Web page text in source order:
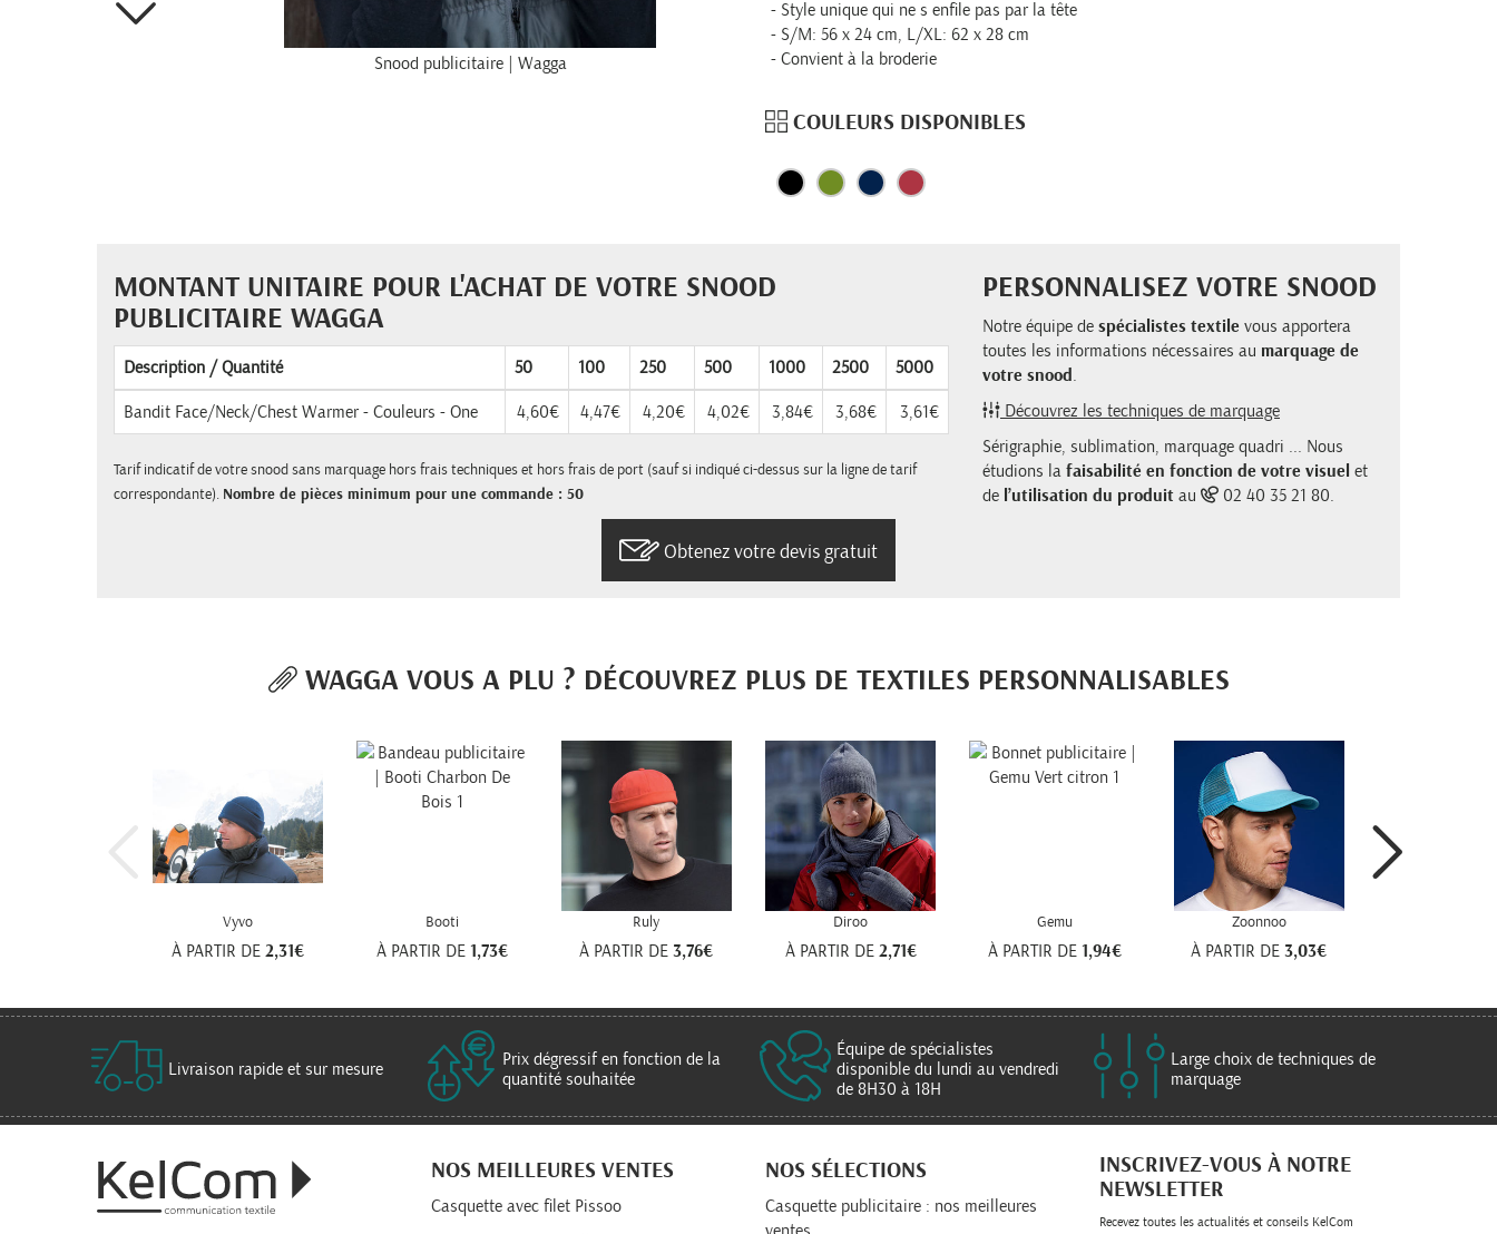
Snood publicitaire | Wagga
Style unique qui ne s enfile pas par la tête
S/M: 56 x 24 cm, L/XL: 62 x 28 cm
Convient à la broderie
COULEURS DISPONIBLES
MONTANT UNITAIRE POUR L'ACHAT DE VOTRE SNOOD
PUBLICITAIRE WAGGA
Description / Quantité 50 100 250 500 1000 2500 5000
Bandit Face/Neck/Chest Warmer - Couleurs - One 4,60€ 4,47€ 4,20€ 4,02€ 3,84€ 3,68€ 3,61€
Tarif indicatif de votre snood sans marquage hors frais techniques et hors frais de port (sauf si indiqué ci-dessus sur la ligne de tarif
correspondante). Nombre de pièces minimum pour une commande : 50
PERSONNALISEZ VOTRE SNOOD
Notre équipe de spécialistes textile vous apportera
toutes les informations nécessaires au marquage de
votre snood
Découvrez les techniques de marquage
Sérigraphie, sublimation, marquage quadri ... Nous
étudions la faisabilité en fonction de votre visuel et
de l’utilisation du produit au 02 40 35 21 80.
Obtenez votre devis gratuit
WAGGA VOUS A PLU ? DÉCOUVREZ PLUS DE TEXTILES PERSONNALISABLES
Vyvo
À PARTIR DE2,31€
Booti
À PARTIR DE 1,73€
Ruly
À PARTIR DE3,76€
Diroo
À PARTIR DE 2,71€
Gemu
À PARTIR DE 1,94€
Zoonnoo
À PARTIR DE3,03€
Livraison rapide et sur mesure
Prix dégressif en fonction de la
quantité souhaitée
Équipe de spécialistes
disponible du lundi au vendredi
de 8H30 à 18H
Large choix de techniques de
marquage
NOS MEILLEURES VENTES
Casquette avec filet Pissoo
NOS SÉLECTIONS
Casquette publicitaire : nos meilleures
INSCRIVEZ-VOUS À NOTRE
NEWSLETTER
Recevez toutes les actualités et conseils KelCom